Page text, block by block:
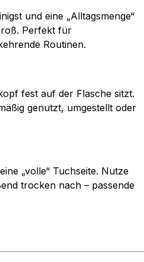
und eine „Alltagsmenge“
Perfekt für
Routinen.
fest auf der Flasche sitzt.
genutzt, umgestellt oder
„volle“ Tuchseite. Nutze
trocken nach – passende